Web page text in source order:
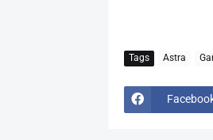
Tags Astra